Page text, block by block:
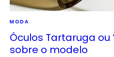
MODA
Óculos Tartaruga ou
sobre o modelo